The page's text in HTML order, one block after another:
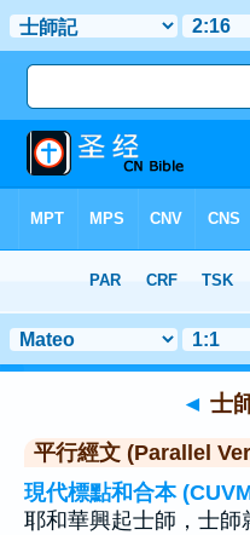
> 聖經金句 16
◄ 士
平行經文 (Parallel
現代標點和合本
耶和華興起士師，士師